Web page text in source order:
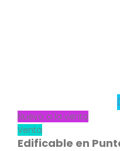
Nuevo a la venta
Venta
Edificable en